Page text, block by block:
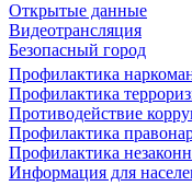
Открытые данные
Видеотрансляция
Безопасный город
Профилактика
Профилактика
Противодействие
Профилактика
Профилактика
Информация для